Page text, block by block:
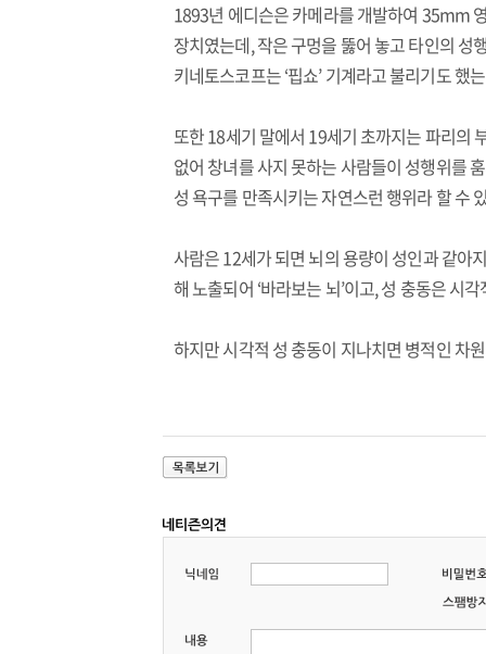
1893년 에디슨은 카메라를 개발하여 35mm
장치였는데, 작은 구멍을 뚫어 놓고 타인의 성
키네토스코프는 ‘핍쇼’ 기계라고 불리기도 했
또한 18세기 말에서 19세기 초까지는 파리의
없어 창녀를 사지 못하는 사람들이 성행위를
성 욕구를 만족시키는 자연스런 행위라 할 수
사람은 12세가 되면 뇌의 용량이 성인과 같아
해 노출되어 ‘바라보는 뇌’이고, 성 충동은 시
하지만 시각적 성 충동이 지나치면 병적인 차